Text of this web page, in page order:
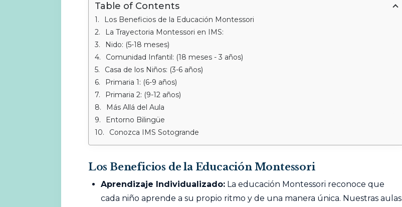
Table of Contents
Los Beneficios de la Educación Montessori
La Trayectoria Montessori en IMS:
Nido: (5-18 meses)
Comunidad Infantil: (18 meses - 3 años)
Casa de los Niños: (3-6 años)
Primaria 1: (6-9 años)
Primaria 2: (9-12 años)
Más Allá del Aula
Entorno Bilingüe
Conozca IMS Sotogrande
Los Beneficios de la Educación Montessori
Aprendizaje Individualizado: La educación Montessori reconoce que
cada niño aprende a su propio ritmo y de una manera única. Nuestras aulas